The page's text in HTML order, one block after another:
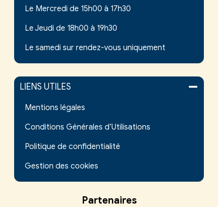
Le Mercredi de 15h00 à 17h30
Le Jeudi de 18h00 à 19h30
Le samedi sur rendez-vous uniquement
LIENS UTILES
Mentions légales
Conditions Générales d’Utilisations
Politique de confidentialité
Gestion des cookies
Partenaires